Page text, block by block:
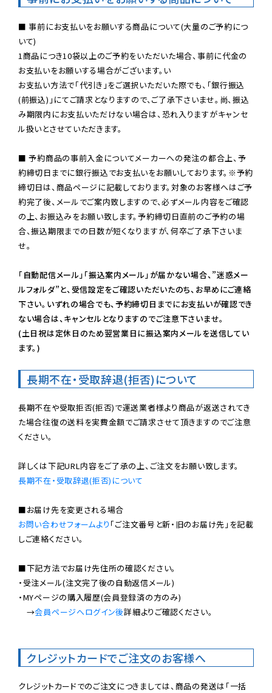
■ 事前にお支払いをお願いする商品について(大量のご予約につ
いて)
1商品につき10袋以上のご予約をいただいた場合、事前に代金の
お支払いをお願いする場合がございます。い
お支払い方法で「代引き」をご選択いただいた際でも、「銀行振込
(前振込)」にてご請求となりますので、ご了承下さいませ。尚、振込
み期限内にお支払いただけない場合は、恐れ入りますがキャンセ
ル扱いとさせていただきます。
■ 予約商品の事前入金についてメーカーへの発注の都合上、予
約締切日までに銀行振込でお支払いをお願いしております。※予約
締切日は、商品ページに記載しております。対象のお客様へはご予
約完了後、メールでご案内致しますので、必ずメール内容をご確認
の上、お振込みをお願い致します。予約締切日直前のご予約の場
合、振込期限までの日数が短くなりますが、何卒ご了承下さいま
せ。
「自動配信メール」「振込案内メール」が届かない場合、”迷惑メー
ルフォルダ”と、受信設定をご確認いただいたのち、お早めにご連絡
下さい。いずれの場合でも、予約締切日までにお支払いが確認でき
ない場合は、キャンセルとなりますのでご注意下さいませ。
(土日祝は定休日のため翌営業日に振込案内メールを送信してい
ます。)
長期不在・受取辞退(拒否)について
長期不在や受取拒否(拒否)で運送業者様より商品が返送されてき
た場合往復の送料を実費金額でご請求させて頂きますのでご注意
ください。
長期不在・受取辞退(拒否)について
お問い合わせフォームより 「ご注文番号と新・旧のお届け先」を記載
しご連絡ください。
■下記方法でお届け先住所の確認ください。
・受注メール(注文完了後の自動返信メール)
・MYページの購入履歴(会員登録済の方のみ)
→会員ページへログイン後詳細よりご確認ください。
クレジットカードでご注文のお客様へ
クレジットカードでのご注文につきましては、商品の発送は「一括